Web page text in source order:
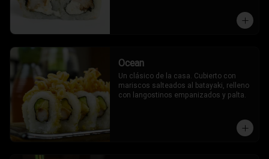
Ocean
Un clásico de la casa. Cubierto con
mariscos salteados al batayaki, relleno
con langostinos empanizados y palta.